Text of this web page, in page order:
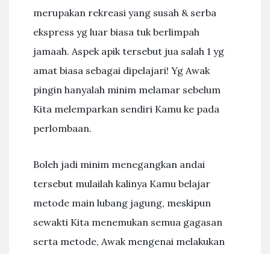
merupakan rekreasi yang susah & serba
ekspress yg luar biasa tuk berlimpah
jamaah. Aspek apik tersebut jua salah 1 yg
amat biasa sebagai dipelajari! Yg Awak
pingin hanyalah minim melamar sebelum
Kita melemparkan sendiri Kamu ke pada
perlombaan.
Boleh jadi minim menegangkan andai
tersebut mulailah kalinya Kamu belajar
metode main lubang jagung, meskipun
sewakti Kita menemukan semua gagasan
serta metode, Awak mengenai melakukan